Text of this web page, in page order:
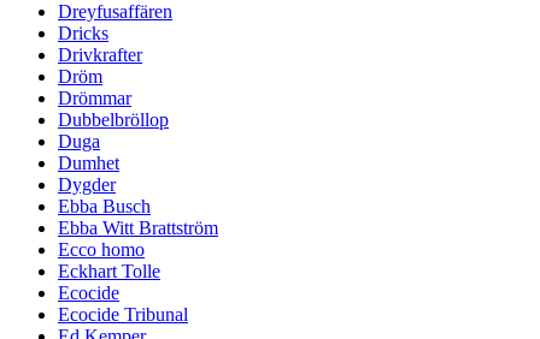
Dreyfusaffären
Dricks
Drivkrafter
Dröm
Drömmar
Dubbelbröllop
Duga
Dumhet
Dygder
Ebba Busch
Ebba Witt Brattström
Ecco homo
Eckhart Tolle
Ecocide
Ecocide Tribunal